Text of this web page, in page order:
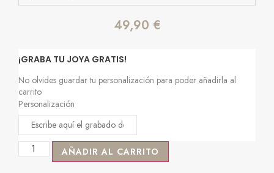
49,90 €
¡GRABA TU JOYA GRATIS!
No olvides guardar tu personalización para poder añadirla al
carrito
Personalización
AÑADIR AL CARRITO